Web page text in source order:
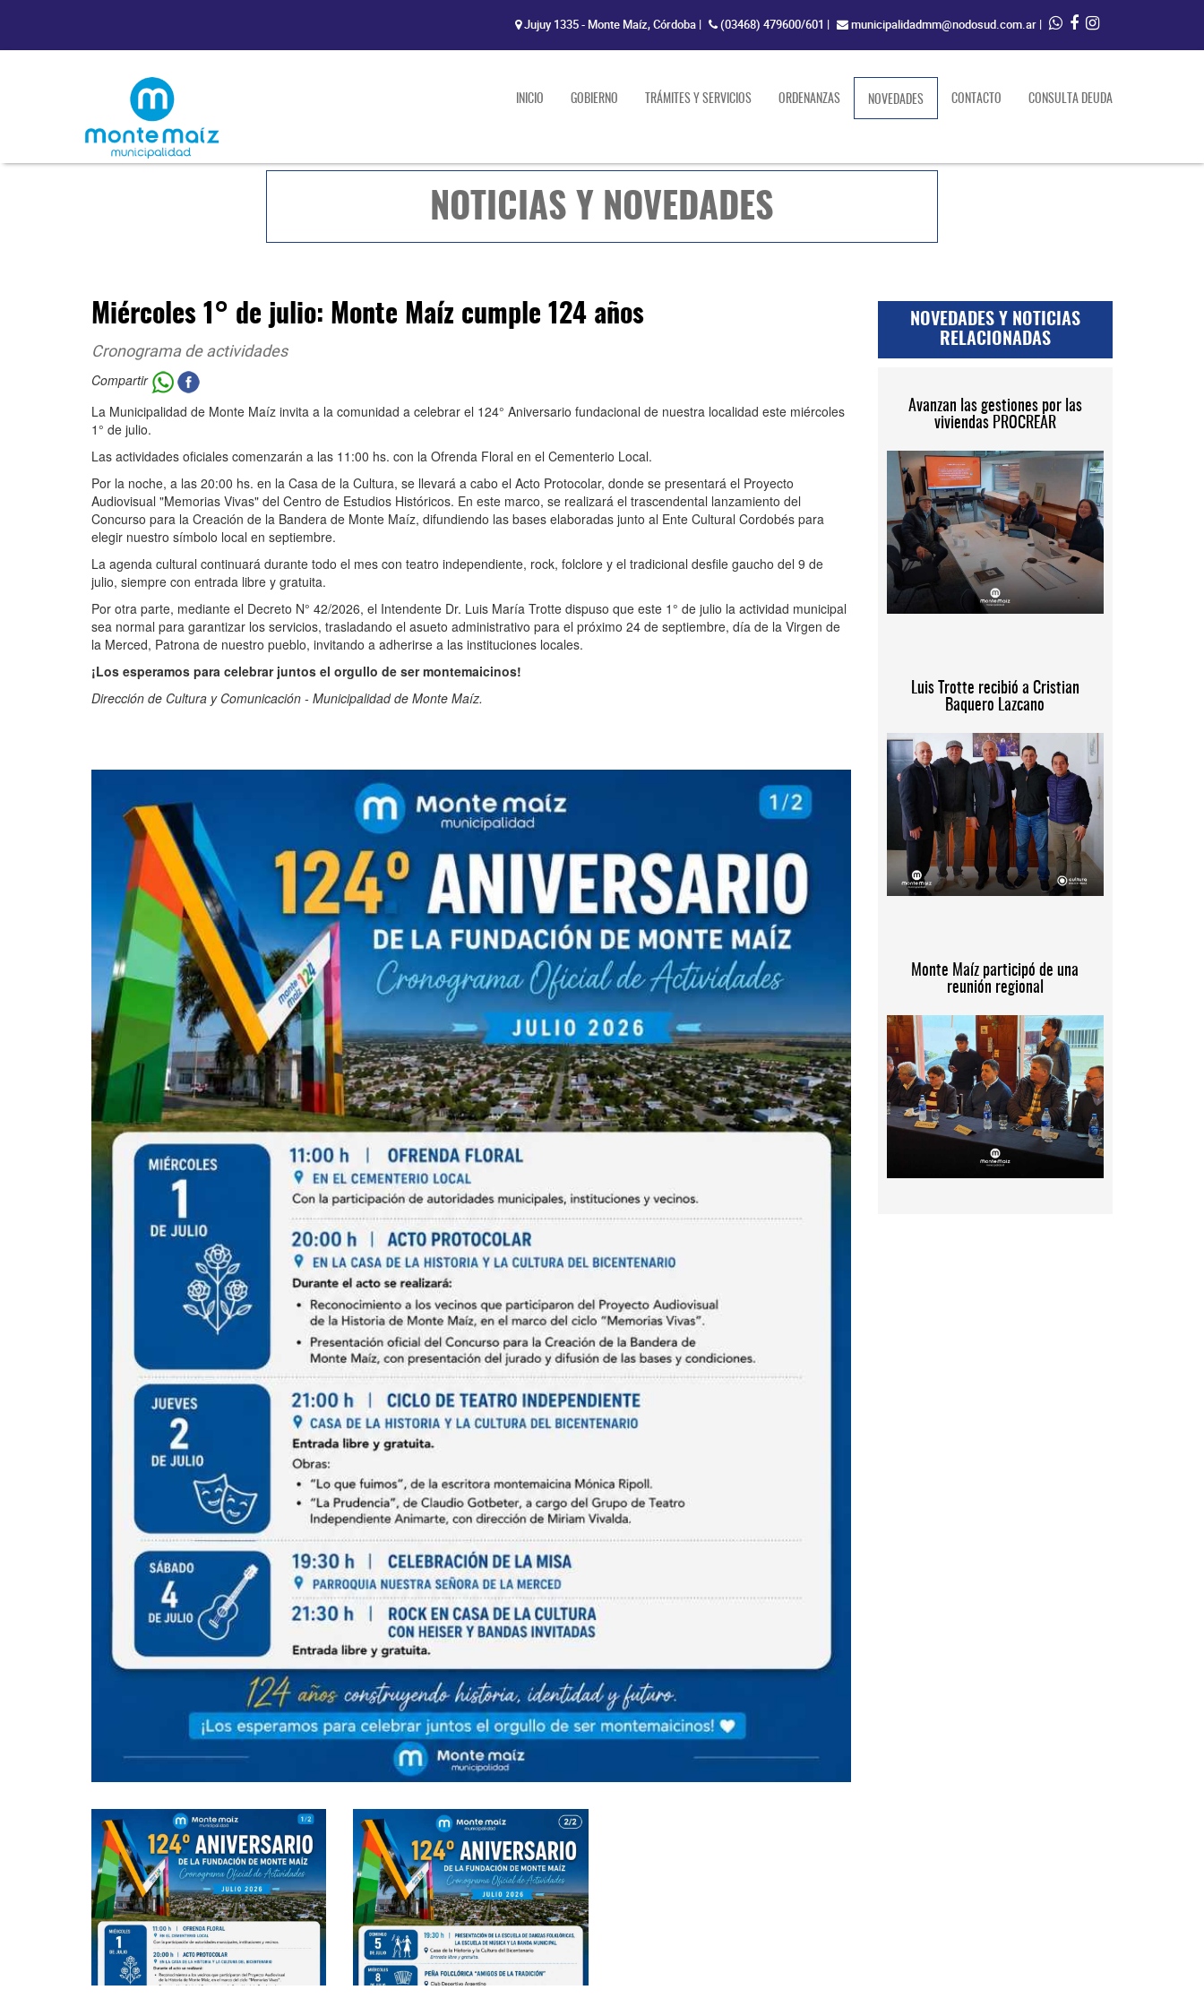
Jujuy 1335 - Monte Maíz, Córdoba | (03468) 479600/601 | municipalidadmm@nodosud.com.ar |
INICIO GOBIERNO TRÁMITES Y SERVICIOS ORDENANZAS NOVEDADES(current)CONTACTO CONSULTA DEUDA
NOTICIAS Y NOVEDADES
Miércoles 1° de julio: Monte Maíz cumple 124 años
Cronograma de actividades
Compartir
La Municipalidad de Monte Maíz invita a la comunidad a celebrar el 124° Aniversario fundacional de nuestra localidad este miércoles
1° de julio.
Las actividades oficiales comenzarán a las 11:00 hs. con la Ofrenda Floral en el Cementerio Local.
Por la noche, a las 20:00 hs. en la Casa de la Cultura, se llevará a cabo el Acto Protocolar, donde se presentará el Proyecto
Audiovisual "Memorias Vivas" del Centro de Estudios Históricos. En este marco, se realizará el trascendental lanzamiento del
Concurso para la Creación de la Bandera de Monte Maíz, difundiendo las bases elaboradas junto al Ente Cultural Cordobés para
elegir nuestro símbolo local en septiembre.
La agenda cultural continuará durante todo el mes con teatro independiente, rock, folclore y el tradicional desfile gaucho del 9 de
julio, siempre con entrada libre y gratuita.
Por otra parte, mediante el Decreto N° 42/2026, el Intendente Dr. Luis María Trotte dispuso que este 1° de julio la actividad municipal
sea normal para garantizar los servicios, trasladando el asueto administrativo para el próximo 24 de septiembre, día de la Virgen de
la Merced, Patrona de nuestro pueblo, invitando a adherirse a las instituciones locales.
¡Los esperamos para celebrar juntos el orgullo de ser montemaicinos!
Dirección de Cultura y Comunicación - Municipalidad de Monte Maíz.
NOVEDADES Y NOTICIAS
RELACIONADAS
Avanzan las gestiones por las
viviendas PROCREAR
Luis Trotte recibió a Cristian
Baquero Lazcano
Monte Maíz participó de una
reunión regional